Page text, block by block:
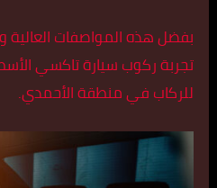
بفضل هذه المواصفات العالية
تجربة ركوب سيارة تاكسي
للركاب في منطقة الأحمدي.